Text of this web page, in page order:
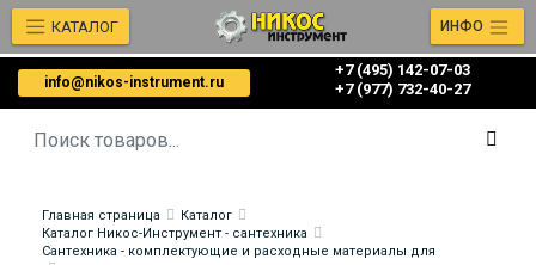
info@nikos-instrument.ru
+7 (495) 142-07-03
‎‎+7 (977) 732-40-27
КАТАЛОГ ИНФО
Главная страница
Каталог
Каталог Никос-Инструмент - сантехника
Сантехника - комплектующие и расходные материалы для